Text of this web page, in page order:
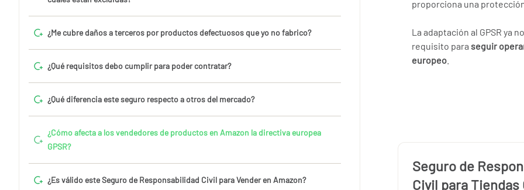
¿Me cubre daños a terceros por productos defectuosos que yo no fabrico?
¿Qué requisitos debo cumplir para poder contratar?
¿Qué diferencia este seguro respecto a otros del mercado?
¿Cómo afecta a los vendedores de productos en Amazon la directiva europea
GPSR?
¿Es válido este Seguro de Responsabilidad Civil para Vender en Amazon?
proporciona una
La adaptación al GPSR ya
requisito para seguir
europeo
Seguro de
Civil para Tiendas